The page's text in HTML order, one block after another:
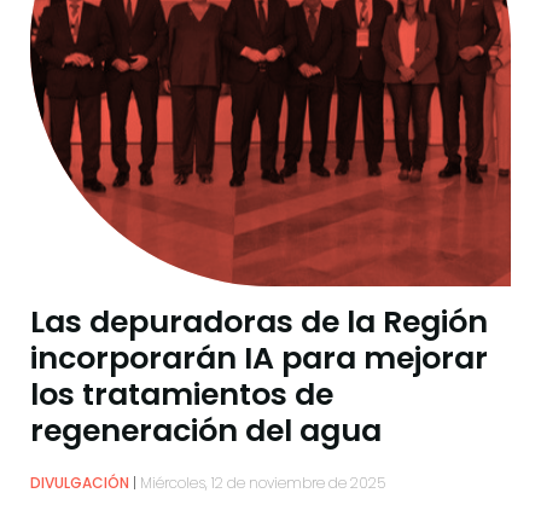
Las depuradoras de la Región
incorporarán IA para mejorar
los tratamientos de
regeneración del agua
DIVULGACIÓN Miércoles, 12 de noviembre de 2025